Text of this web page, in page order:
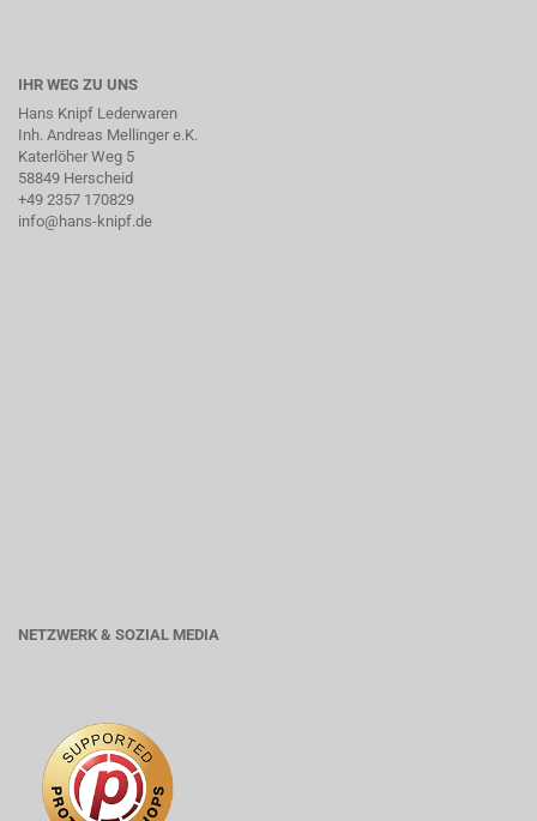
IHR WEG ZU UNS
Hans Knipf Lederwaren
Inh. Andreas Mellinger e.K.
Katerlöher Weg 5
58849 Herscheid
+49 2357 170829
info@hans-knipf.de
NETZWERK & SOZIAL MEDIA